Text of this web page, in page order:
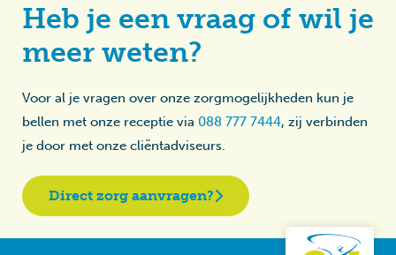
Heb je een vraag of wil je
meer weten?
Voor al je vragen over onze zorgmogelijkheden kun je
bellen met onze receptie via 088 777 7444, zij verbinden
je door met onze cliëntadviseurs.
Direct zorg aanvragen?